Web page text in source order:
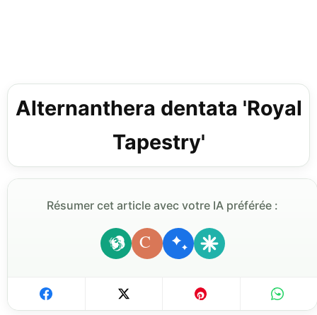
Alternanthera dentata 'Royal
Tapestry'
Résumer cet article avec votre IA préférée :
C